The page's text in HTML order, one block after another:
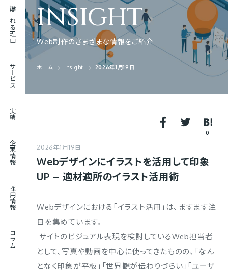
選ばれる理由
サービス
実績
企業情報
採用情報
コラム
ABOUT
企業情報
RECRUIT
INSIGHT
Web制作のさまざまな情報をご紹介
ホーム Insight 2026年1月19日
0
2026年1月19日
Webデザインにイラストを活用して印象
UP – 適材適所のイラスト活用術
Webデザインにおける「イラスト活用」は、ますます注
目を集めています。
サイトのビジュアル表現を検討しているWeb担当者
として、写真や動画を中心に使ってきたものの、「なん
となく印象が平板」「世界観が伝わりづらい」「ユーザ